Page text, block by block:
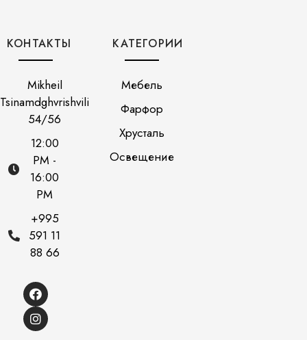
КОНТАКТЫ
Mikheil
Tsinamdghvrishvili
54/56
12:00
PM -
16:00
PM
+995
591 11
88 66
КАТЕГОРИИ
Мебель
Фарфор
Хрусталь
Освещение